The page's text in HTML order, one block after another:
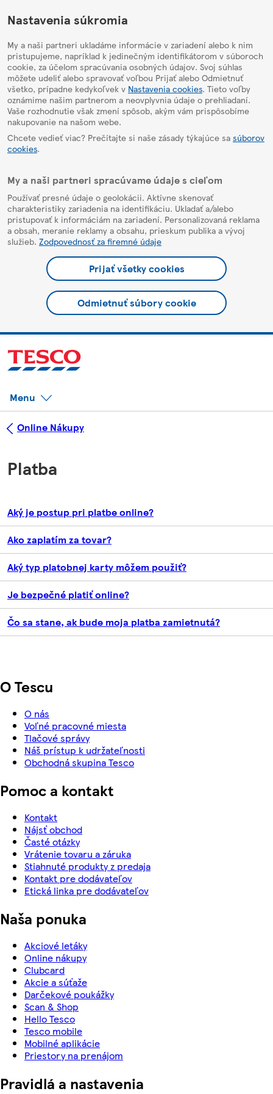
HelpPage
Nastavenia súkromia
My a naši partneri ukladáme informácie v zariadení alebo k nim
pristupujeme, napríklad k jedinečným identifikátorom v súboroch
cookie, za účelom spracúvania osobných údajov. Svoj súhlas
môžete udeliť alebo spravovať voľbou Prijať alebo Odmietnuť
všetko, prípadne kedykoľvek v Nastavenia cookies. Tieto voľby
oznámime našim partnerom a neovplyvnia údaje o prehliadaní.
Vaše rozhodnutie však zmení spôsob, akým vám prispôsobíme
nakupovanie na našom webe.
Chcete vedieť viac? Prečítajte si naše zásady týkajúce sa súborov
cookies.
My a naši partneri spracúvame údaje s cieľom
Používať presné údaje o geolokácii. Aktívne skenovať
charakteristiky zariadenia na identifikáciu. Ukladať a/alebo
pristupovať k informáciám na zariadení. Personalizovaná reklama
a obsah, meranie reklamy a obsahu, prieskum publika a vývoj
služieb. Zodpovednosť za firemné údaje
Prijať všetky cookies
Odmietnuť súbory cookie
Menu
Online Nákupy
Platba
Aký je postup pri platbe online?
Ako zaplatím za tovar?
Aký typ platobnej karty môžem použiť?
Je bezpečné platiť online?
Čo sa stane, ak bude moja platba zamietnutá?
O Tescu
O nás
Voľné pracovné miesta
Tlačové správy
Náš prístup k udržateľnosti
Obchodná skupina Tesco
Pomoc a kontakt
Kontakt
Nájsť obchod
Časté otázky
Vrátenie tovaru a záruka
Stiahnuté produkty z predaja
Kontakt pre dodávateľov
Etická linka pre dodávateľov
Naša ponuka
Akciové letáky
Online nákupy
Clubcard
Akcie a súťaže
Darčekové poukážky
Scan & Shop
Hello Tesco
Tesco mobile
Mobilné aplikácie
Priestory na prenájom
Pravidlá a nastavenia